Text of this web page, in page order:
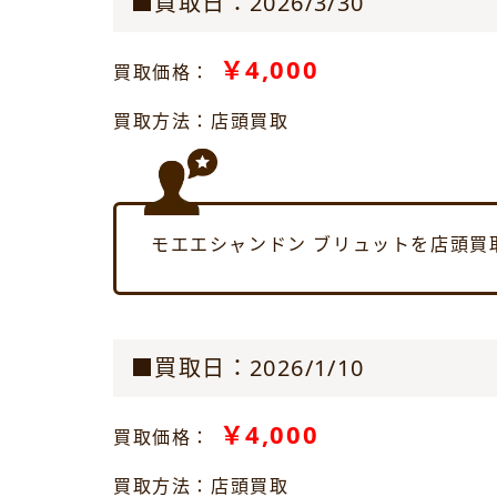
買取価格： ￥4,000
買取方法：店頭買取
モエエシャンドン ブリュットを店頭買
■買取日：2026/1/10
買取価格： ￥4,000
買取方法：店頭買取